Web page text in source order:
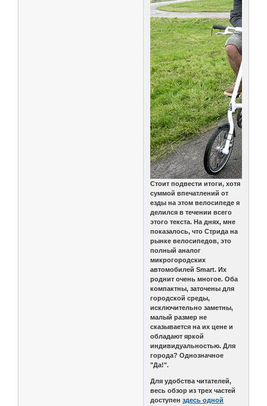
Cтоит подвести итоги, хотя
суммой впечатлений от
езды на этом велосипеде я
делился в течении всего
этого текста. На днях, мне
показалось, что Стрида на
рынке велосипедов, это
полный аналог
микрогородских
автомобилей Smart. Их
роднит очень многое. Оба
компактны, заточены для
городской среды,
исключительно заметны,
малый размер не
сказывается на их цене и
обладают яркой
индивидуальностью. Для
города? Однозначное
"Да!".
Для удобства читателей,
весь обзор из трех частей
доступенздесь одной